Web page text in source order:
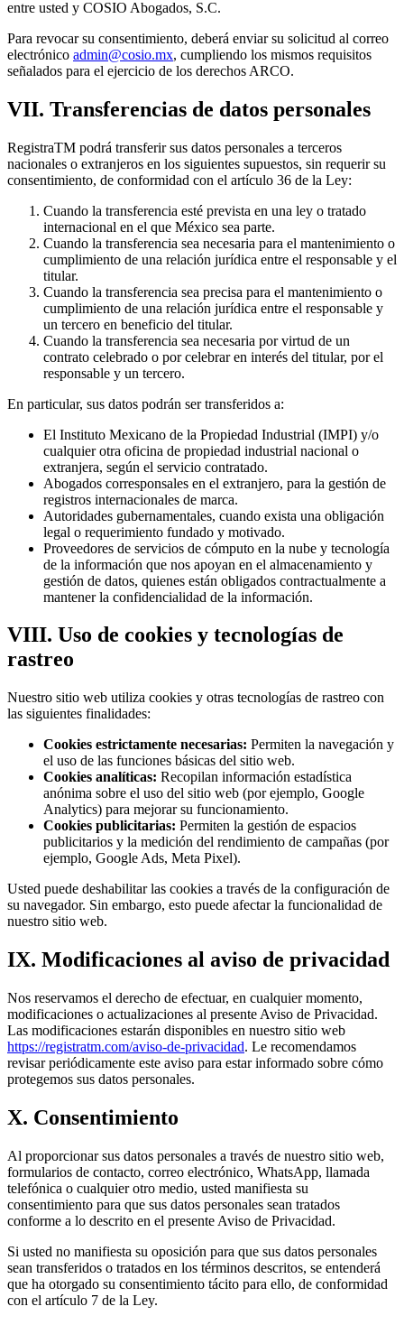
entre usted y COSIO Abogados, S.C.
Para revocar su consentimiento, deberá enviar su solicitud al correo
electrónico admin@cosio.mx, cumpliendo los mismos requisitos
señalados para el ejercicio de los derechos ARCO.
VII. Transferencias de datos personales
RegistraTM podrá transferir sus datos personales a terceros
nacionales o extranjeros en los siguientes supuestos, sin requerir su
consentimiento, de conformidad con el artículo 36 de la Ley:
Cuando la transferencia esté prevista en una ley o tratado
internacional en el que México sea parte.
Cuando la transferencia sea necesaria para el mantenimiento o
cumplimiento de una relación jurídica entre el responsable y el
titular.
Cuando la transferencia sea precisa para el mantenimiento o
cumplimiento de una relación jurídica entre el responsable y
un tercero en beneficio del titular.
Cuando la transferencia sea necesaria por virtud de un
contrato celebrado o por celebrar en interés del titular, por el
responsable y un tercero.
En particular, sus datos podrán ser transferidos a:
El Instituto Mexicano de la Propiedad Industrial (IMPI) y/o
cualquier otra oficina de propiedad industrial nacional o
extranjera, según el servicio contratado.
Abogados corresponsales en el extranjero, para la gestión de
registros internacionales de marca.
Autoridades gubernamentales, cuando exista una obligación
legal o requerimiento fundado y motivado.
Proveedores de servicios de cómputo en la nube y tecnología
de la información que nos apoyan en el almacenamiento y
gestión de datos, quienes están obligados contractualmente a
mantener la confidencialidad de la información.
VIII. Uso de cookies y tecnologías de
rastreo
Nuestro sitio web utiliza cookies y otras tecnologías de rastreo con
las siguientes finalidades:
Cookies estrictamente necesarias: Permiten la navegación y
el uso de las funciones básicas del sitio web.
Cookies analíticas: Recopilan información estadística
anónima sobre el uso del sitio web (por ejemplo, Google
Analytics) para mejorar su funcionamiento.
Cookies publicitarias: Permiten la gestión de espacios
publicitarios y la medición del rendimiento de campañas (por
ejemplo, Google Ads, Meta Pixel).
Usted puede deshabilitar las cookies a través de la configuración de
su navegador. Sin embargo, esto puede afectar la funcionalidad de
nuestro sitio web.
IX. Modificaciones al aviso de privacidad
Nos reservamos el derecho de efectuar, en cualquier momento,
modificaciones o actualizaciones al presente Aviso de Privacidad.
Las modificaciones estarán disponibles en nuestro sitio web
https://registratm.com/aviso-de-privacidad. Le recomendamos
revisar periódicamente este aviso para estar informado sobre cómo
protegemos sus datos personales.
X. Consentimiento
Al proporcionar sus datos personales a través de nuestro sitio web,
formularios de contacto, correo electrónico, WhatsApp, llamada
telefónica o cualquier otro medio, usted manifiesta su
consentimiento para que sus datos personales sean tratados
conforme a lo descrito en el presente Aviso de Privacidad.
Si usted no manifiesta su oposición para que sus datos personales
sean transferidos o tratados en los términos descritos, se entenderá
que ha otorgado su consentimiento tácito para ello, de conformidad
con el artículo 7 de la Ley.